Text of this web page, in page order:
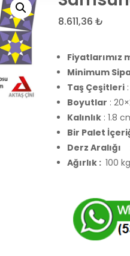
8.611,36 ₺
Fiyatlarımız
Minimum
Taş Çeşitleri
Boyutlar :
Kalınlık : 1.8
Bir Palet
Derz Aralığı
Ağırlık : 100